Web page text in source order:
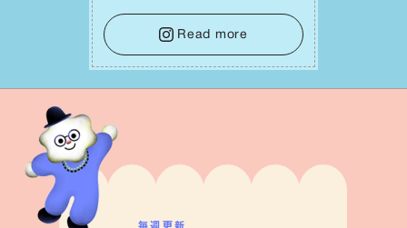
をそっと⼿放し、⽬の前のことに集中しま
しょう。そのブレない決意が、あなたにと
って有意義で安定した成果を引き寄せま
す。
Read more